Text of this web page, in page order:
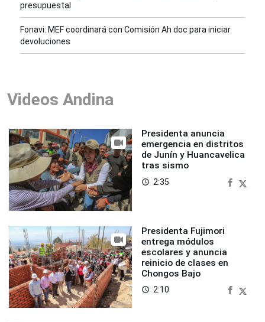
presupuestal
Fonavi: MEF coordinará con Comisión Ah doc para iniciar
devoluciones
Videos Andina
Presidenta anuncia
emergencia en distritos
de Junín y Huancavelica
tras sismo
access_time 2:35
Presidenta Fujimori
entrega módulos
escolares y anuncia
reinicio de clases en
Chongos Bajo
access_time 2:10